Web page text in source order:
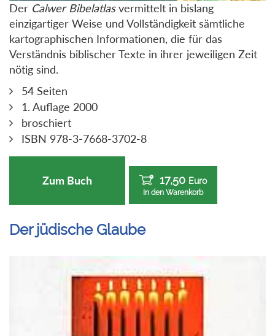
Der Calwer Bibelatlasvermittelt in bislang
einzigartiger Weise und Vollständigkeit sämtliche
kartographischen Informationen, die für das
Verständnis biblischer Texte in ihrer jeweiligen Zeit
nötig sind.
54 Seiten
1. Auflage 2000
broschiert
ISBN 978-3-7668-3702-8
Zum Buch 17,50 Euro
In den Warenkorb
Der jüdische Glaube